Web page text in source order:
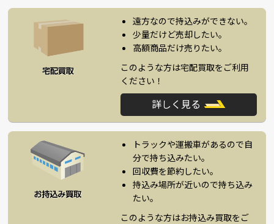
遠方なので持込みができない。
少量だけど売却したい。
高額商品だけ売りたい。
このような方は宅配買取をご利用
ください！
詳しく見る
トラックや運搬車があるので自
分で持ち込みたい。
回収費を節約したい。
持込み場所が近いので持ち込み
たい。
このような方はお持込み買取をご